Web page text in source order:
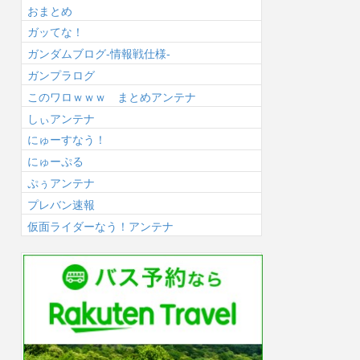
おまとめ
ガッてな！
ガンダムブログ-情報戦仕様-
ガンプラログ
このワロｗｗｗ まとめアンテナ
しぃアンテナ
にゅーすなう！
にゅーぷる
ぷぅアンテナ
プレバン速報
仮面ライダーなう！アンテナ